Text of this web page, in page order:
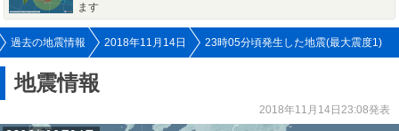
ます
過去の地震情報 2018年11月14日 23時05分頃発生した地震(最大震度1)
地震情報
2018年11月14日23:08発表